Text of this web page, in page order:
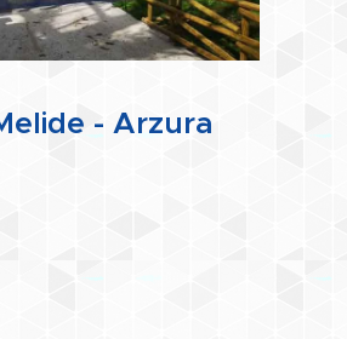
- Arzura